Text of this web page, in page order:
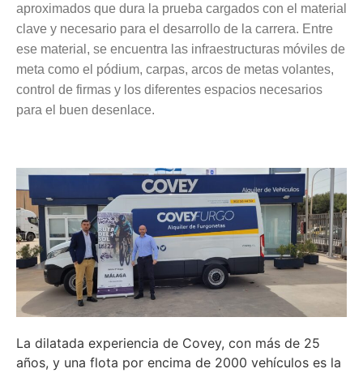
aproximados que dura la prueba cargados con el material
clave y necesario para el desarrollo de la carrera. Entre
ese material, se encuentra las infraestructuras móviles de
meta como el pódium, carpas, arcos de metas volantes,
control de firmas y los diferentes espacios necesarios
para el buen desenlace.
La dilatada experiencia de Covey, con más de 25
años, y una flota por encima de 2000 vehículos es la